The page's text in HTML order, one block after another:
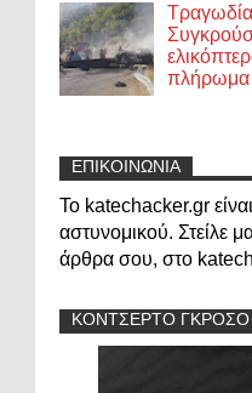
πλήρωμα
ΕΠΙΚΟΙΝΩΝΙΑ
Το katechacker.gr
αστυνομικού. Στείλε
άρθρα σου, στο
ΚΟΝΤΣΕΡΤΟ ΓΚΡΟΣΟ